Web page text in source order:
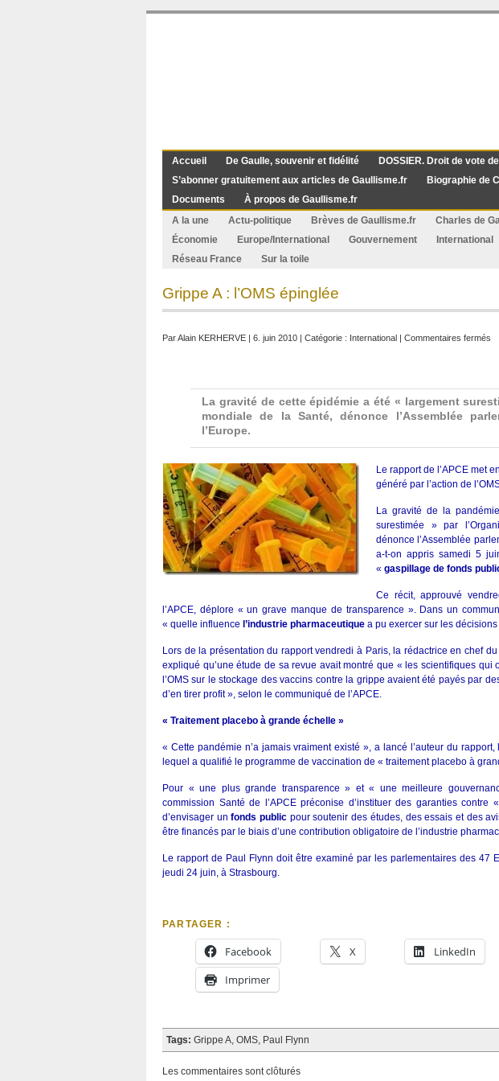
Accueil De Gaulle, souvenir et fidélité DOSSIER. Droit de vote
S’abonner gratuitement aux articles de Gaullisme.fr
Biographie de
Documents
À propos de Gaullisme.fr
A la une
Actu-politique Brèves de Gaullisme.fr Charles de
Économie
Europe/International Gouvernement International
Réseau France
Sur la toile
Grippe A : l’OMS épinglée
ParAlain KERHERVE | 6. juin 2010 | Catégorie : International | Commentaires fermés
La gravité de cette épidémie a été « largement
mondiale de la Santé, dénonce l’Assemblée
l’Europe.
Le rapport de l’APCE met
généré par l’action de
La gravité de la
surestimée » par
dénonce l’Assemblée
a-t-on appris samedi 5
« gaspillage de fonds
Ce récit, approuvé
l’APCE, déplore « un grave manque de transparence ». Dans un
« quelle influence l’industrie pharmaceutique a pu exercer sur les
Lors de la présentation du rapport vendredi à Paris, la rédactrice en chef
expliqué qu’une étude de sa revue avait montré que « les scientifiques qui
l’OMS sur le stockage des vaccins contre la grippe avaient été payés par
d’en tirer profit », selon le communiqué de l’APCE.
« Traitement placebo à grande échelle »
« Cette pandémie n’a jamais vraiment existé », a lancé l’auteur du
lequel a qualifié le programme de vaccination de « traitement placebo à
Pour « une plus grande transparence » et « une meilleure
commission Santé de l’APCE préconise d’instituer des garanties contre «
d’envisager unfonds public pour soutenir des études, des essais et des
être financés par le biais d’une contribution obligatoire de l’industrie
Le rapport de Paul Flynn doit être examiné par les parlementaires des 47
jeudi 24 juin, à Strasbourg.
PARTAGER :
Facebook X LinkedIn
Imprimer
Tags: Grippe A, OMS, Paul Flynn
Les commentaires sont clôturés